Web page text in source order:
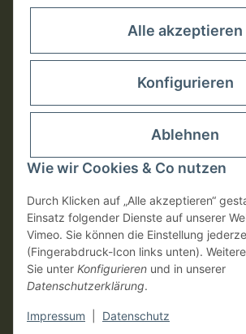
Alle akzeptieren
Konfigurieren
Ablehnen
Wie wir Cookies & Co nutzen
Durch Klicken auf „Alle akzeptieren“
Einsatz folgender Dienste auf unserer
Vimeo. Sie können die Einstellung
(Fingerabdruck-Icon links unten).
Sie unter Konfigurieren und in unserer
Datenschutzerklärung.
Impressum Datenschutz
Rechtliches
Vertrag widerrufen
* Alle Preise inkl. gesetzlicher USt.,